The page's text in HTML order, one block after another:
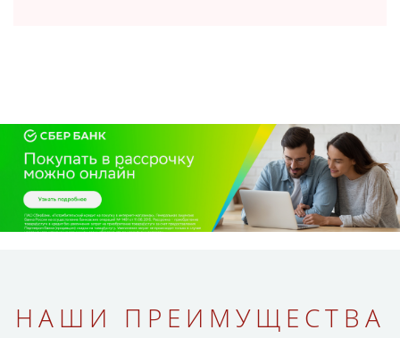
НАШИ ПРЕИМУЩЕСТВА